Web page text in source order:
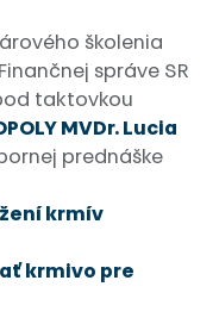
školenia
správe SR
taktovkou
MVDr. Lucia
prednáške
krmív
krmivo pre